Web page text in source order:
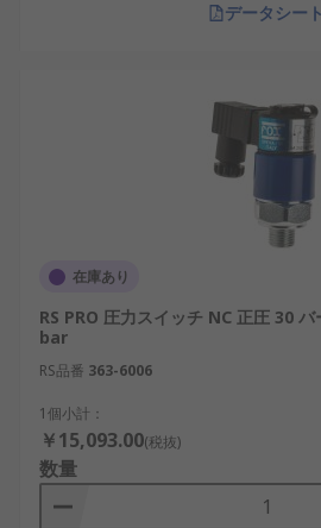
データシート
在庫あり
RS PRO 圧力スイッチ NC 正圧 30
bar
RS品番 363-6006
1個小計：
￥15,093.00(税抜)
数量